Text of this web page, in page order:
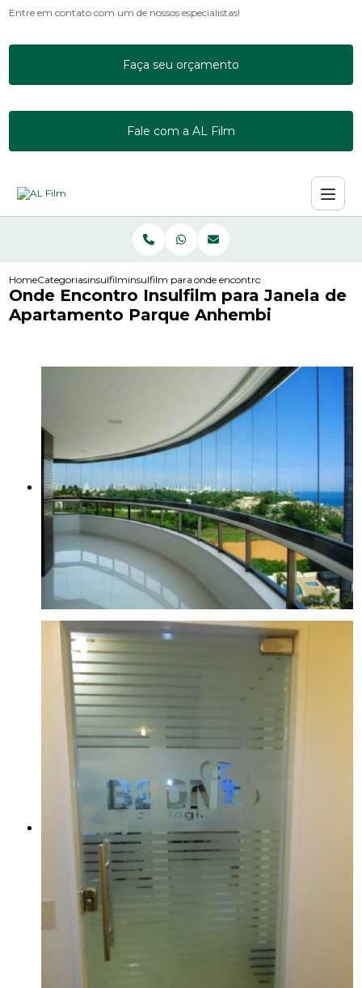
Entre em contato com um de nossos especialistas!
Faça seu orçamento
Fale com a AL Film
HomeCategoriasinsulfilminsulfilm para empresasonde encontro insulfilm para
Onde Encontro Insulfilm para Janela de
Apartamento Parque Anhembi